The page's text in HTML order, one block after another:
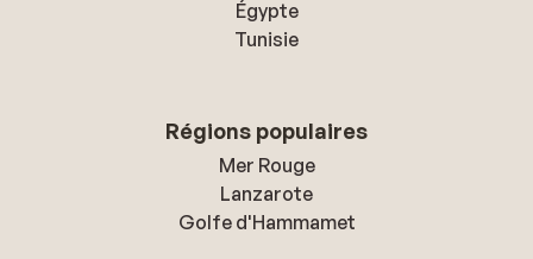
Égypte
Tunisie
Régions populaires
Mer Rouge
Lanzarote
Golfe d'Hammamet